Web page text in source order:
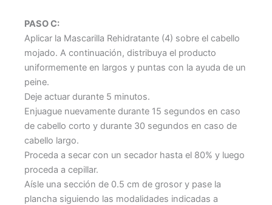
PASO C:
Aplicar la Mascarilla Rehidratante (4) sobre el cabello
mojado. A continuación, distribuya el producto
uniformemente en largos y puntas con la ayuda de un
peine.
Deje actuar durante 5 minutos.
Enjuague nuevamente durante 15 segundos en caso
de cabello corto y durante 30 segundos en caso de
cabello largo.
Proceda a secar con un secador hasta el 80% y luego
proceda a cepillar.
Aísle una sección de 0.5 cm de grosor y pase la
plancha siguiendo las modalidades indicadas a